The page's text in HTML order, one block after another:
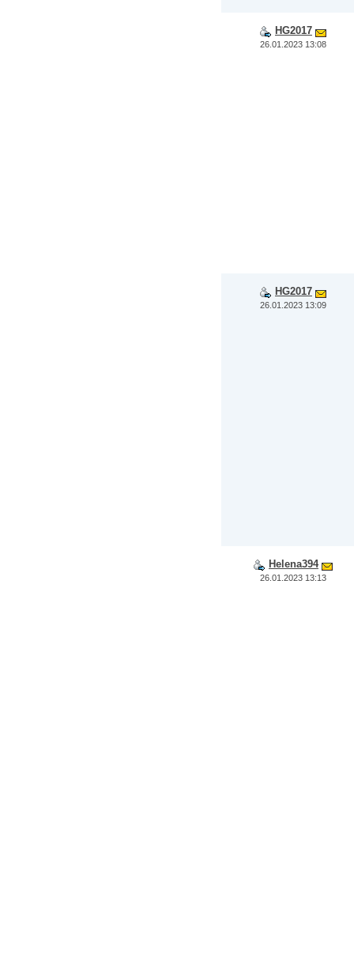
HG2017
26.01.2023 13:08
HG2017
26.01.2023 13:09
Helena394
26.01.2023 13:13